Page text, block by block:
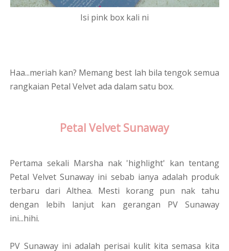
Isi pink box kali ni
Haa...meriah kan? Memang best lah bila tengok semua
rangkaian Petal Velvet ada dalam satu box.
Petal Velvet Sunaway
Pertama sekali Marsha nak 'highlight' kan tentang
Petal Velvet Sunaway ini sebab ianya adalah produk
terbaru dari Althea. Mesti korang pun nak tahu
dengan lebih lanjut kan gerangan PV Sunaway
ini...hihi.
PV Sunaway ini adalah perisai kulit kita semasa kita